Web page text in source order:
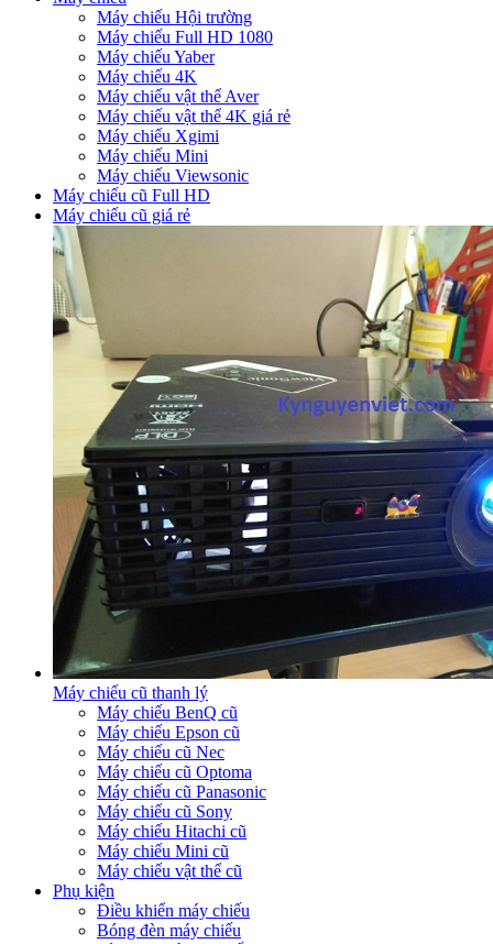
Máy chiếu Hội trường
Máy chiếu Full HD 1080
Máy chiếu Yaber
Máy chiếu 4K
Máy chiếu vật thể Aver
Máy chiếu vật thể 4K giá rẻ
Máy chiếu Xgimi
Máy chiếu Mini
Máy chiếu Viewsonic
Máy chiếu cũ Full HD
Máy chiếu cũ giá rẻ
Máy chiếu cũ thanh lý
Máy chiếu BenQ cũ
Máy chiếu Epson cũ
Máy chiếu cũ Nec
Máy chiếu cũ Optoma
Máy chiếu cũ Panasonic
Máy chiếu cũ Sony
Máy chiếu Hitachi cũ
Máy chiếu Mini cũ
Máy chiếu vật thể cũ
Phụ kiện
Điều khiển máy chiếu
Bóng đèn máy chiếu